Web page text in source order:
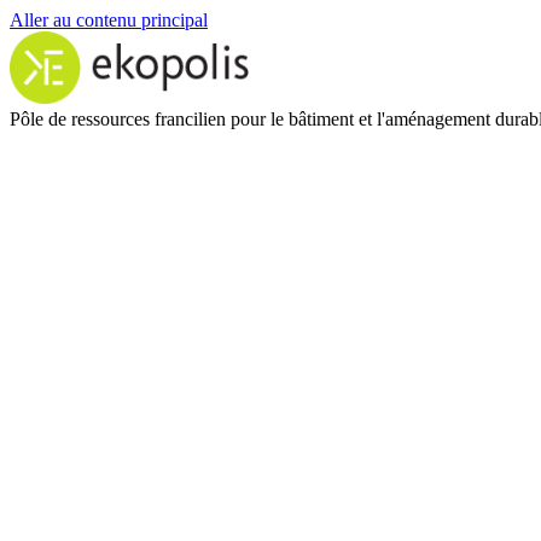
Aller au contenu principal
Pôle de ressources francilien pour le bâtiment et l'aménagement